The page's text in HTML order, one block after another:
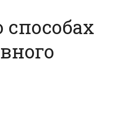
способах